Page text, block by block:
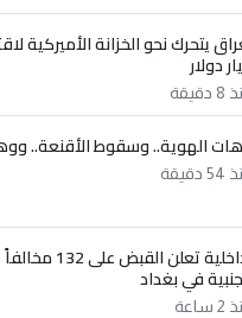
عصمت
فيزياء طبية متزوج و
سكني بغداد
داخل ...
توافق على الاستمرار في
دولار
الهوية.. وسقوط الأقنعة..
الداخلية تعلن
في بغداد